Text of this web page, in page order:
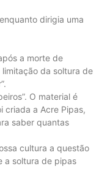
dirigia uma
a morte de
da soltura de
O material é
criada a Acre Pipas,
saber quantas
cultura a questão
a soltura de pipas